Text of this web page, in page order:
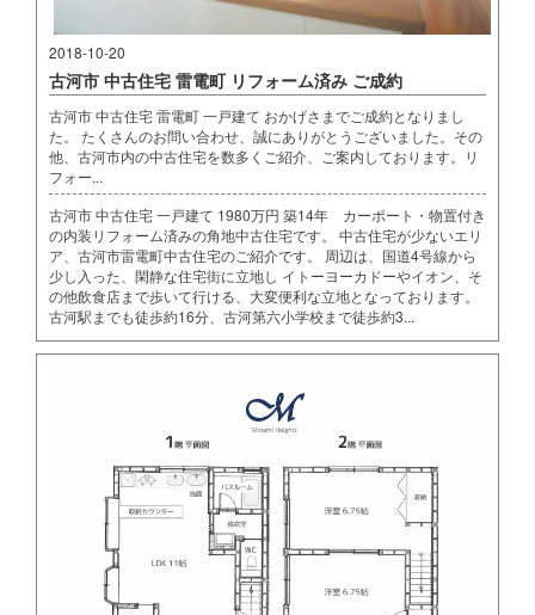
2018-10-20
古河市 中古住宅 雷電町 リフォーム済み ご成約
古河市 中古住宅 雷電町 一戸建て おかげさまでご成約となりまし
た。 たくさんのお問い合わせ、誠にありがとうございました。その
他、古河市内の中古住宅を数多くご紹介、ご案内しております。リ
フォー...
古河市 中古住宅 一戸建て 1980万円 築14年 カーポート・物置付き
の内装リフォーム済みの角地中古住宅です。 中古住宅が少ないエリ
ア、古河市雷電町中古住宅のご紹介です。 周辺は、国道4号線から
少し入った、閑静な住宅街に立地し イトーヨーカドーやイオン、そ
の他飲食店まで歩いて行ける、大変便利な立地となっております。
古河駅までも徒歩約16分、古河第六小学校まで徒歩約3...